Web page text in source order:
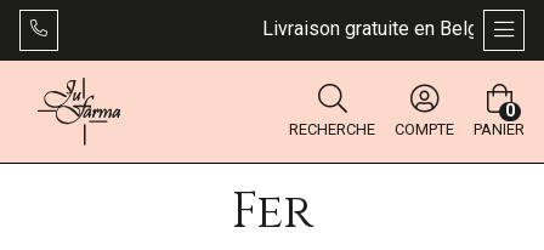
Livraison gratuite en Belgique
RECHERCHE COMPTE PANIER
0
Fer